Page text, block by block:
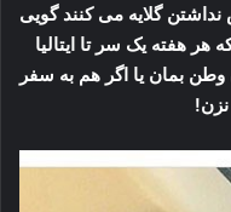
گلایه می کنند گویی
هر هفته یک سر تا ایتالیا
بمان یا اگر هم به سفر